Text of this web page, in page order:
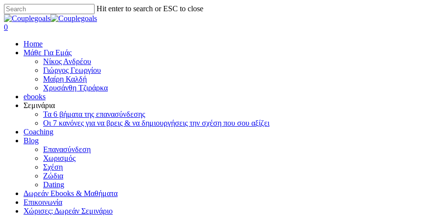
Skip
to
main
Hit enter to search or ESC to close
Close
Search
search
0
Home
Μάθε Για Εμάς
Νίκος Ανδρέου
Γιώργος Γεωργίου
Μαίρη Καλδή
Χρυσάνθη Τζιράρκα
ebooks
Σεμινάρια
Τα 6 βήματα της επανασύνδεσης
Οι 7 κανόνες για να βρεις & να δημιουργήσεις την σχέση που σου αξίζει
Coaching
Blog
Επανασύνδεση
Χωρισμός
Σχέση
Ζώδια
Dating
Δωρεάν Ebooks & Μαθήματα
Επικοινωνία
Χώρισες; Δωρεάν Σεμινάριο